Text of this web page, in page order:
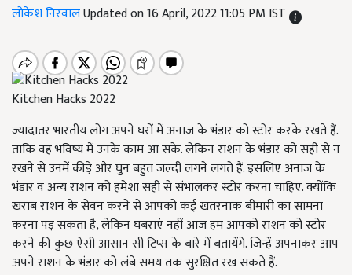
लोकेश निरवालUpdated on 16 April, 2022 11:05 PM IST
Kitchen Hacks 2022
ज्यादातर भारतीय लोग अपने घरों में अनाज के भंडार को स्टोर करके रखते हैं.
ताकि वह भविष्य में उनके काम आ सके. लेकिन राशन के भंडार को सही से न
रखने से उनमें कीड़े और घुन बहुत जल्दी लगने लगते हैं. इसलिए अनाज के
भंडार व अन्य राशन को हमेशा सही से संभालकर स्टोर करना चाहिए. क्योंकि
खराब राशन के सेवन करने से आपको कई खतरनाक बीमारी का सामना
करना पड़ सकता है, लेकिन घबराएं नहीं आज हम आपको राशन को स्टोर
करने की कुछ ऐसी आसान सी टिप्स के बारे में बतायेंगे. जिन्हें अपनाकर आप
अपने राशन के भंडार को लंबे समय तक सुरक्षित रख सकते हैं.